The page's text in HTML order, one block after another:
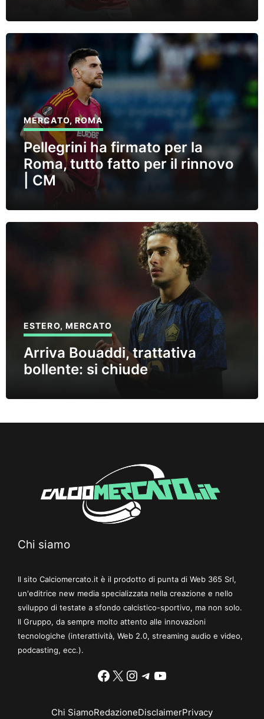
MERCATO,ROMA
Pellegrini ha firmato per la
Roma, tutto fatto per il rinnovo
| CM
ESTERO, MERCATO
Arriva Bouaddi, trattativa
bollente: si chiude
Chi siamo
Il sito Calciomercato.it è il prodotto di punta di Web 365 Srl,
un'editrice new media specializzata nella creazione e nello
sviluppo di testate a sfondo calcistico-sportivo, ma non solo.
Il Gruppo, da sempre molto attento alle innovazioni
tecnologiche (interattività, Web 2.0, streaming audio e video,
podcasting, ecc.).
Facebook
X Instagram
Telegram
YouTube
Chi SiamoRedazioneDisclaimerPrivacy